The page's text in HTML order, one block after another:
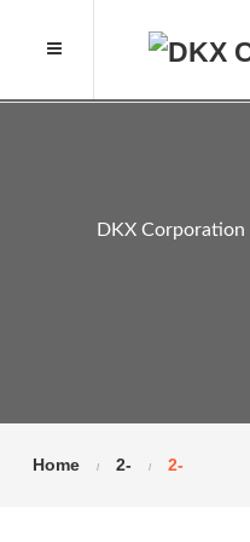
DKX Corporation
Home 2- 2-